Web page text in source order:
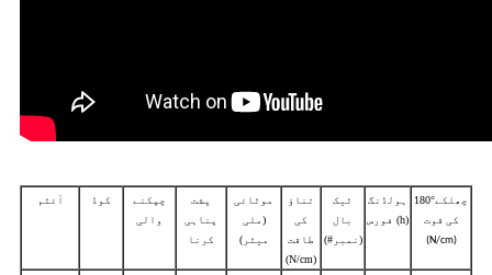
آئٹم کوڈ
چپکنے
والی
پشت
پناہی
کرنا
موٹائی
(ملی
میٹر)
تناؤ
کی
طاقت
(N/cm)
ٹیک
بال
(نمبر#)
ہولڈنگ
فورس (h)
180°چھلکے
کی قوت
(N/cm)